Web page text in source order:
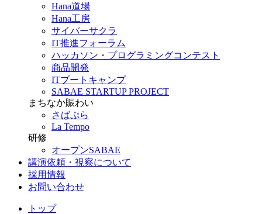
Hana道場
Hana工房
サイバーサクラ
IT推進フォーラム
ハッカソン・プログラミングコンテスト
商品開発
ITブートキャンプ
SABAE STARTUP PROJECT
まちなか賑わい
さばぷら
La Tempo
研修
オープンSABAE
講演依頼・視察について
採用情報
お問い合わせ
トップ